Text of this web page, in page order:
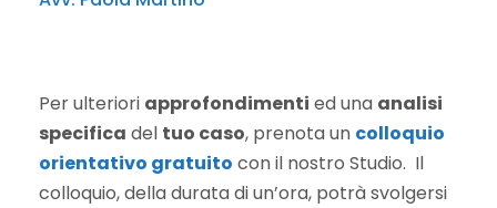
Per ulteriori approfondimenti ed una analisi
specifica del tuo caso, prenota un colloquio
orientativo gratuito con il nostro Studio. Il
colloquio, della durata di un’ora, potrà svolgersi